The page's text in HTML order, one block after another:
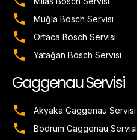
Muğla Bosch Servisi
Ortaca Bosch Servisi
Yatağan Bosch Servisi
Gaggenau Servisi
Akyaka Gaggenau Servisi
Bodrum Gaggenau Servisi